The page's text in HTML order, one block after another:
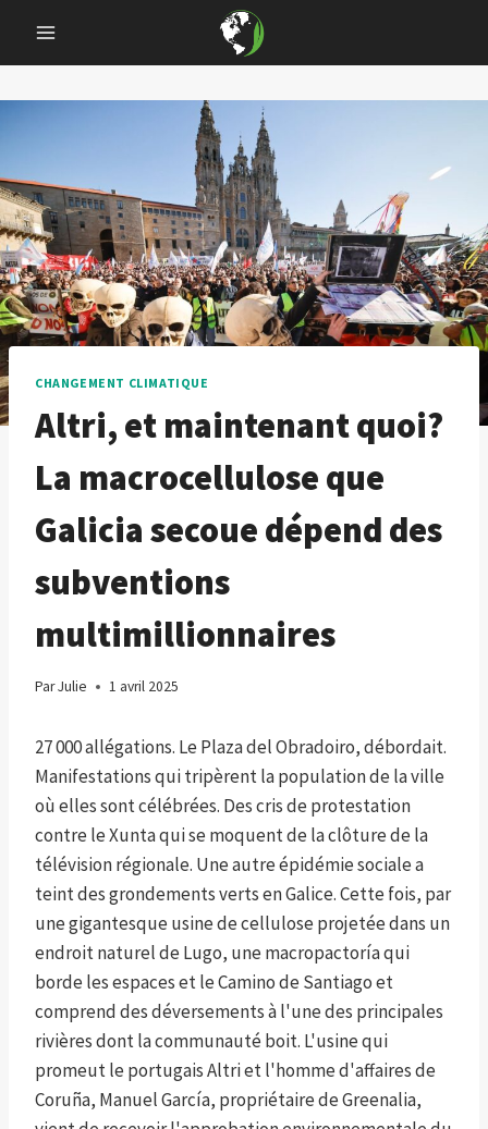
content
CHANGEMENT CLIMATIQUE
Altri, et maintenant quoi?
La macrocellulose que
Galicia secoue dépend des
subventions
multimillionnaires
ParJulie 1 avril 2025
27 000 allégations. Le Plaza del Obradoiro, débordait.
Manifestations qui tripèrent la population de la ville
où elles sont célébrées. Des cris de protestation
contre le Xunta qui se moquent de la clôture de la
télévision régionale. Une autre épidémie sociale a
teint des grondements verts en Galice. Cette fois, par
une gigantesque usine de cellulose projetée dans un
endroit naturel de Lugo, une macropactoría qui
borde les espaces et le Camino de Santiago et
comprend des déversements à l'une des principales
rivières dont la communauté boit. L'usine qui
promeut le portugais Altri et l'homme d'affaires de
Coruña, Manuel García, propriétaire de Greenalia,